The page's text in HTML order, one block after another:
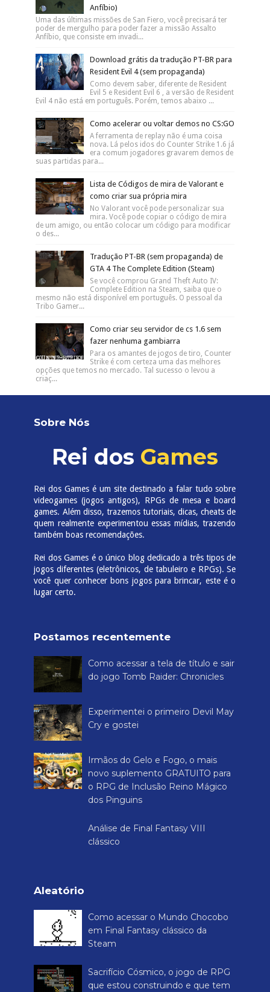
Anfíbio)
Uma das últimas missões de San Fiero, você precisará ter
poder de mergulho para poder fazer a missão Assalto
Anfíbio, que consiste em invadi...
Download grátis da tradução PT-BR para
Resident Evil 4 (sem propaganda)
Como devem saber, diferente de Resident
Evil 5 e Resident Evil 6 , a versão de Resident
Evil 4 não está em português. Porém, temos abaixo ...
Como acelerar ou voltar demos no CS:GO
A ferramenta de replay não é uma coisa
nova. Lá pelos idos do Counter Strike 1.6 já
era comum jogadores gravarem demos de
suas partidas para...
Lista de Códigos de mira de Valorant e
como criar sua própria mira
No Valorant você pode personalizar sua
mira. Você pode copiar o código de mira
de um amigo, ou então colocar um código para modificar
o des...
Tradução PT-BR (sem propaganda) de
GTA 4 The Complete Edition (Steam)
Se você comprou Grand Theft Auto IV:
Complete Edition na Steam, saiba que o
mesmo não está disponível em português. O pessoal da
Tribo Gamer...
Como criar seu servidor de cs 1.6 sem
fazer nenhuma gambiarra
Para os amantes de jogos de tiro, Counter
Strike é com certeza uma das melhores
opções que temos no mercado. Tal sucesso o levou a
criaç...
Sobre Nós
Rei dos Games
Rei dos Games é um site destinado a falar tudo sobre
videogames (jogos antigos), RPGs de mesa e board
games. Além disso, trazemos tutoriais, dicas, cheats de
quem realmente experimentou essas mídias, trazendo
também boas recomendações.
Rei dos Games é o único blog dedicado a três tipos de
jogos diferentes (eletrônicos, de tabuleiro e RPGs). Se
você quer conhecer bons jogos para brincar, este é o
lugar certo.
Postamos recentemente
Como acessar a tela de título e sair
do jogo Tomb Raider: Chronicles
Experimentei o primeiro Devil May
Cry e gostei
Irmãos do Gelo e Fogo, o mais
novo suplemento GRATUITO para
o RPG de Inclusão Reino Mágico
dos Pinguins
Análise de Final Fantasy VIII
clássico
Aleatório
Como acessar o Mundo Chocobo
em Final Fantasy clássico da
Steam
Sacrifício Cósmico, o jogo de RPG
que estou construindo e que tem